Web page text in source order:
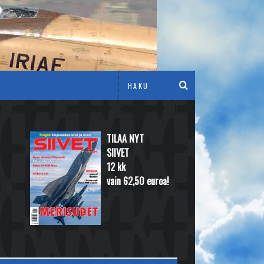
TILAA NYT
SIIVET
12 kk
vain 62,50 euroa!